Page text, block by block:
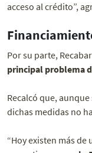
acceso al crédito”,
Por su parte,
principal problema
Recalcó que,
dichas medidas no
“Hoy existen más